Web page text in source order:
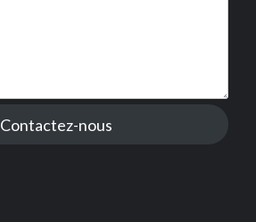
Contactez-nous